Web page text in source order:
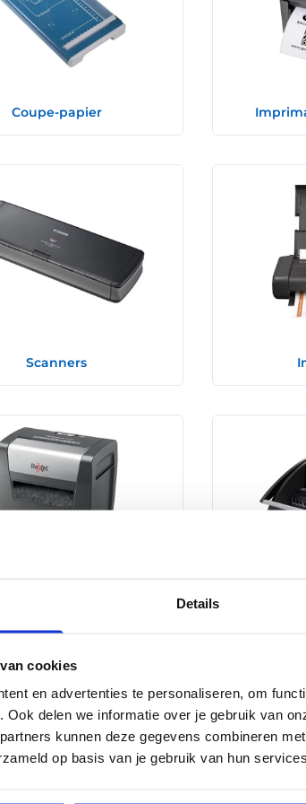
Details
cookies
en advertenties te personaliseren, om
Ook delen we informatie over je gebruik van
kunnen deze gegevens combineren
op basis van je gebruik van hun
Coupe-papier
Scanners
de papier